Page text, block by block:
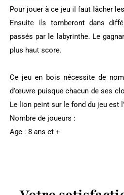
Pour jouer à ce jeu il faut lâcher
Ensuite ils tomberont dans
passés par le labyrinthe. Le
plus haut score.
Ce jeu en bois nécessite de
d’œuvre puisque chacun de ses
Le lion peint sur le fond du jeu est
Nombre de joueurs :
Age : 8 ans et +